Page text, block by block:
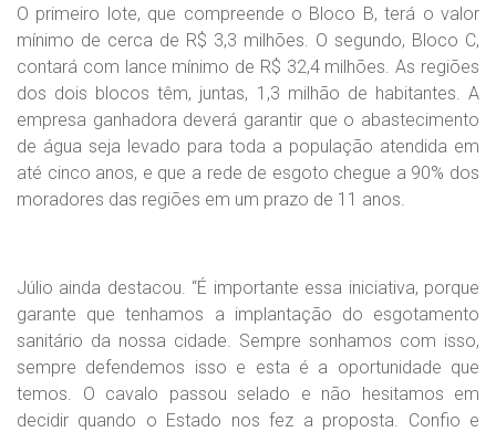
O primeiro lote, que compreende o Bloco B, terá o valor
mínimo de cerca de R$ 3,3 milhões. O segundo, Bloco C,
contará com lance mínimo de R$ 32,4 milhões. As regiões
dos dois blocos têm, juntas, 1,3 milhão de habitantes. A
empresa ganhadora deverá garantir que o abastecimento
de água seja levado para toda a população atendida em
até cinco anos, e que a rede de esgoto chegue a 90% dos
moradores das regiões em um prazo de 11 anos.
Júlio ainda destacou. “É importante essa iniciativa, porque
garante que tenhamos a implantação do esgotamento
sanitário da nossa cidade. Sempre sonhamos com isso,
sempre defendemos isso e esta é a oportunidade que
temos. O cavalo passou selado e não hesitamos em
decidir quando o Estado nos fez a proposta. Confio e